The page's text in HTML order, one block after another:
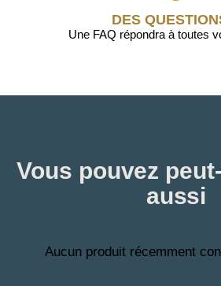
DES
Une FAQ répondra à toutes
Vous pouvez
aussi
Aucun produit récemment